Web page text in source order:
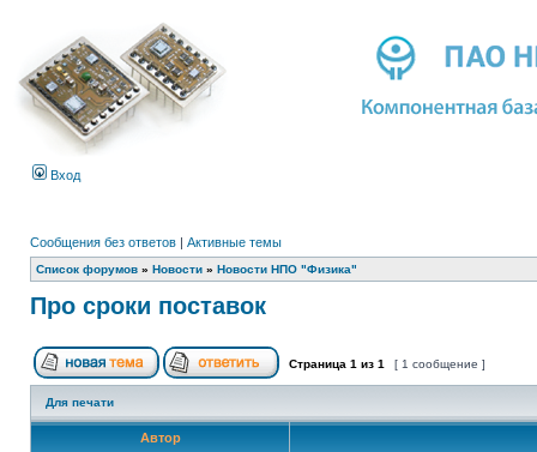
Вход
Сообщения без ответов | Активные темы
Список форумов » Новости » Новости НПО "Физика"
Про сроки поставок
Страница 1 из 1 [ 1 сообщение ]
Для печати
Автор